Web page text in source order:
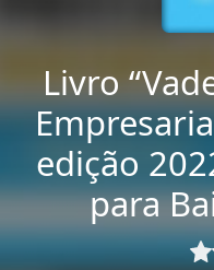
Livro
edição
para